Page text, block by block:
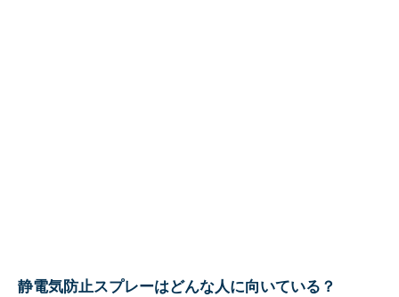
静電気防止スプレーはどんな人に向いている？